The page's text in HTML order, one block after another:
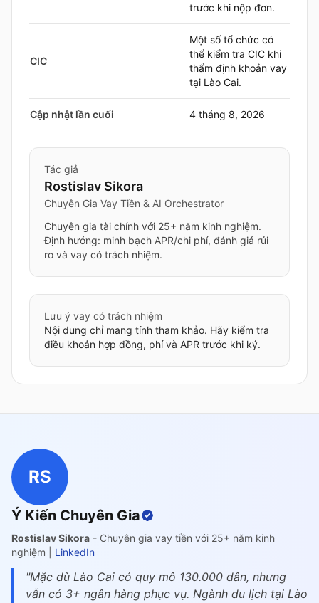
trước khi nộp đơn.
CIC
Một số tổ chức có
thể kiểm tra CIC khi
thẩm định khoản vay
tại Lào Cai.
Cập nhật lần cuối 4 tháng 8, 2026
Tác giả
Rostislav Sikora
Chuyên Gia Vay Tiền & AI Orchestrator
Chuyên gia tài chính với 25+ năm kinh nghiệm.
Định hướng: minh bạch APR/chi phí, đánh giá rủi
ro và vay có trách nhiệm.
Lưu ý vay có trách nhiệm
Nội dung chỉ mang tính tham khảo. Hãy kiểm tra
điều khoản hợp đồng, phí và APR trước khi ký.
RS
Ý Kiến Chuyên Gia
Rostislav Sikora - Chuyên gia vay tiền với 25+ năm kinh
nghiệm | LinkedIn
"Mặc dù Lào Cai có quy mô 130.000 dân, nhưng
vẫn có 3+ ngân hàng phục vụ. Ngành du lịch tại Lào